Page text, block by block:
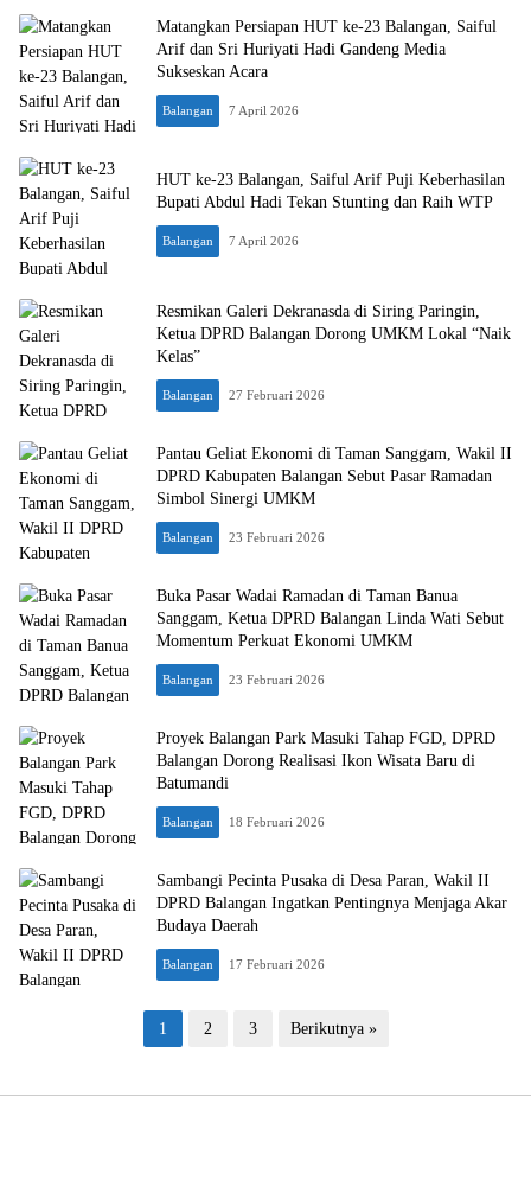
Matangkan Persiapan HUT ke-23 Balangan, Saiful
Arif dan Sri Huriyati Hadi Gandeng Media
Sukseskan Acara
Balangan 7 April 2026
HUT ke-23 Balangan, Saiful Arif Puji Keberhasilan
Bupati Abdul Hadi Tekan Stunting dan Raih WTP
Balangan 7 April 2026
Resmikan Galeri Dekranasda di Siring Paringin,
Ketua DPRD Balangan Dorong UMKM Lokal “Naik
Kelas”
Balangan 27 Februari 2026
Pantau Geliat Ekonomi di Taman Sanggam, Wakil II
DPRD Kabupaten Balangan Sebut Pasar Ramadan
Simbol Sinergi UMKM
Balangan 23 Februari 2026
Buka Pasar Wadai Ramadan di Taman Banua
Sanggam, Ketua DPRD Balangan Linda Wati Sebut
Momentum Perkuat Ekonomi UMKM
Balangan 23 Februari 2026
Proyek Balangan Park Masuki Tahap FGD, DPRD
Balangan Dorong Realisasi Ikon Wisata Baru di
Batumandi
Balangan 18 Februari 2026
Sambangi Pecinta Pusaka di Desa Paran, Wakil II
DPRD Balangan Ingatkan Pentingnya Menjaga Akar
Budaya Daerah
Balangan 17 Februari 2026
1 2 3 Berikutnya »